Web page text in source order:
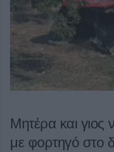
Μητέρα και γιος
με φορτηγό στο